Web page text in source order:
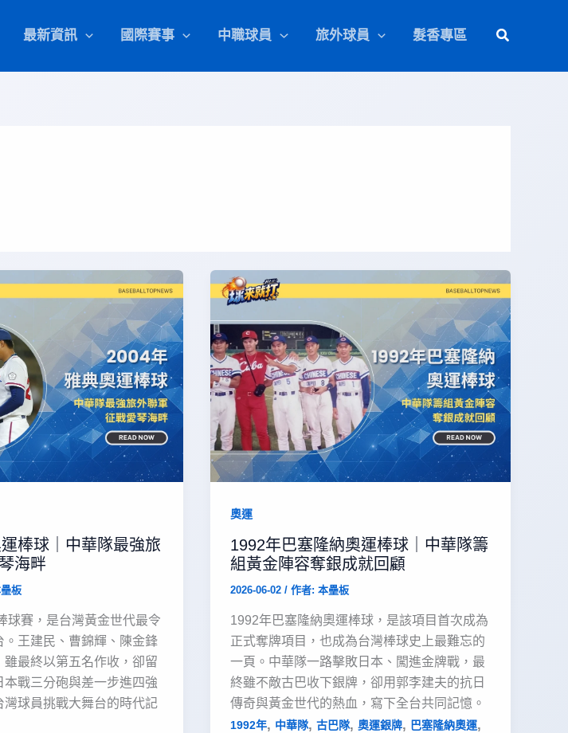
最新資訊 國際賽事 中職球員 旅外球員 髮香專區
棒球｜中華隊最強旅
海畔
板
球賽，是台灣黃金世代最令
。王建民、曹錦輝、陳金鋒
雖最終以第五名作收，卻留
本戰三分砲與差一步進四強
灣球員挑戰大舞台的時代記
奧運
1992年巴塞隆納奧運棒球｜中華隊籌
組黃金陣容奪銀成就回顧
2026-06-02/ 作者:本壘板
1992年巴塞隆納奧運棒球，是該項目首次成為
正式奪牌項目，也成為台灣棒球史上最難忘的
一頁。中華隊一路擊敗日本、闖進金牌戰，最
終雖不敵古巴收下銀牌，卻用郭李建夫的抗日
傳奇與黃金世代的熱血，寫下全台共同記憶。
1992年, 中華隊,古巴隊,奧運銀牌, 巴塞隆納奧運,